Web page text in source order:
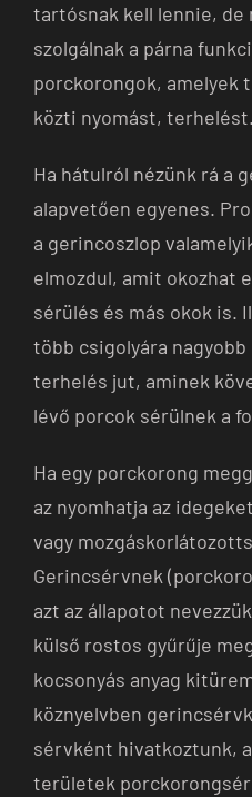
tartósnak kell lennie, de
szolgálnak a párna
porckorongok, amelyek
közti nyomást, terhelést.
Ha hátulról nézünk rá a
alapvetően egyenes.
a gerincoszlop
elmozdul, amit okozhat
sérülés és más okok is.
több csigolyára
terhelés jut, aminek
lévő porcok sérülnek a
Ha egy porckorong
az nyomhatja az
vagy
Gerincsérvnek
azt az állapotot
külső rostos gyűrűje
kocsonyás anyag
köznyelvben
sérvként hivatkoztunk,
területek